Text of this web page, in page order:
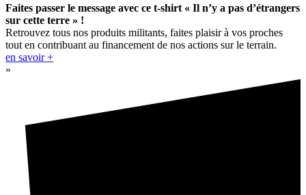
Faites passer le message avec ce t-shirt « Il n’y a pas d’étrangers
sur cette terre » !
Retrouvez tous nos produits militants, faites plaisir à vos proches
tout en contribuant au financement de nos actions sur le terrain.
en savoir +
»